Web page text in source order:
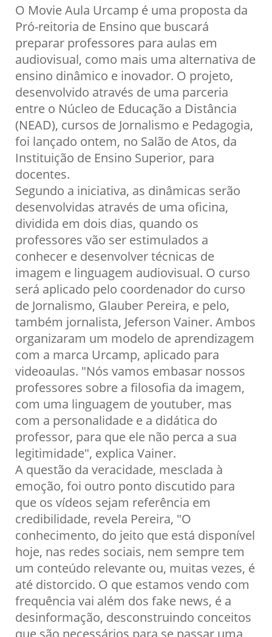
O Movie Aula Urcamp é uma proposta da
Pró-reitoria de Ensino que buscará
preparar professores para aulas em
audiovisual, como mais uma alternativa de
ensino dinâmico e inovador. O projeto,
desenvolvido através de uma parceria
entre o Núcleo de Educação a Distância
(NEAD), cursos de Jornalismo e Pedagogia,
foi lançado ontem, no Salão de Atos, da
Instituição de Ensino Superior, para
docentes.
Segundo a iniciativa, as dinâmicas serão
desenvolvidas através de uma oficina,
dividida em dois dias, quando os
professores vão ser estimulados a
conhecer e desenvolver técnicas de
imagem e linguagem audiovisual. O curso
será aplicado pelo coordenador do curso
de Jornalismo, Glauber Pereira, e pelo,
também jornalista, Jeferson Vainer. Ambos
organizaram um modelo de aprendizagem
com a marca Urcamp, aplicado para
videoaulas. "Nós vamos embasar nossos
professores sobre a filosofia da imagem,
com uma linguagem de youtuber, mas
com a personalidade e a didática do
professor, para que ele não perca a sua
legitimidade", explica Vainer.
A questão da veracidade, mesclada à
emoção, foi outro ponto discutido para
que os vídeos sejam referência em
credibilidade, revela Pereira, "O
conhecimento, do jeito que está disponível
hoje, nas redes sociais, nem sempre tem
um conteúdo relevante ou, muitas vezes, é
até distorcido. O que estamos vendo com
frequência vai além dos fake news, é a
desinformação, desconstruindo conceitos
que são necessários para se passar uma